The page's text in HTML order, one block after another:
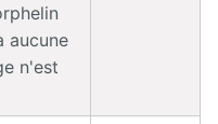
aucune
n'est